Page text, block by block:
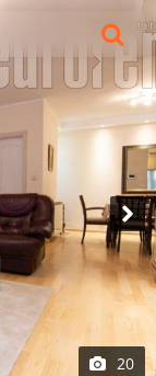
20